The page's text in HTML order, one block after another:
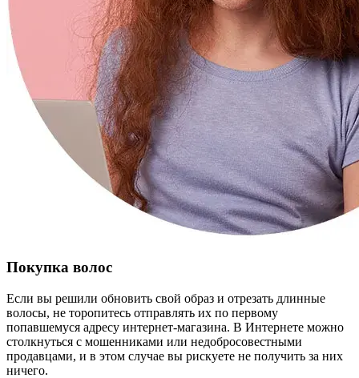
Покупка волос
Если вы решили обновить свой образ и отрезать длинные
волосы, не торопитесь отправлять их по первому
попавшемуся адресу интернет-магазина. В Интернете можно
столкнуться с мошенниками или недобросовестными
продавцами, и в этом случае вы рискуете не получить за них
ничего.